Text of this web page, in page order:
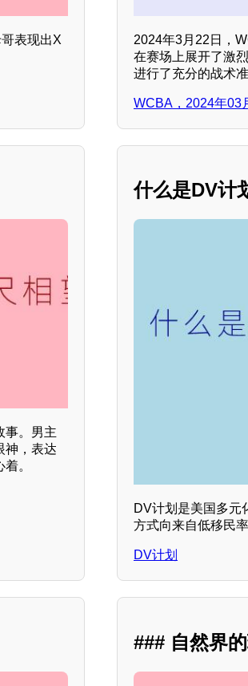
表现出X
2024年3月22日，
在赛场上展开了激
进行了充分的战术
WCBA，2024年03
事。男主
神，表达
。
什么是DV计
DV计划是美国多元
方式向来自低移民
DV计划
### 自然界